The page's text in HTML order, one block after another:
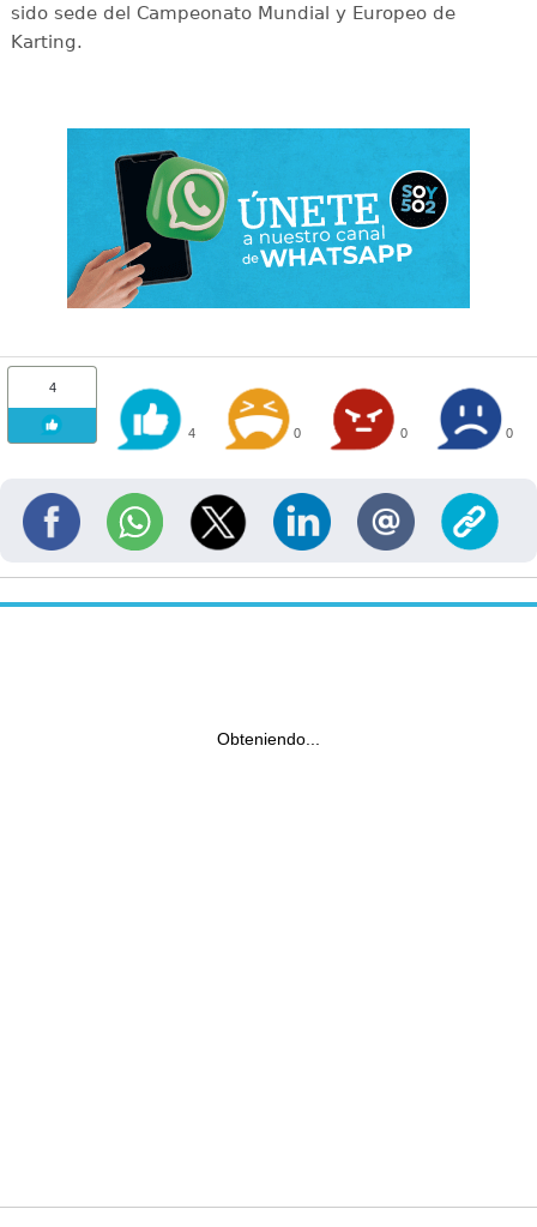
sido sede del Campeonato Mundial y Europeo de
Karting.
4
4 0 0 0
Obteniendo...